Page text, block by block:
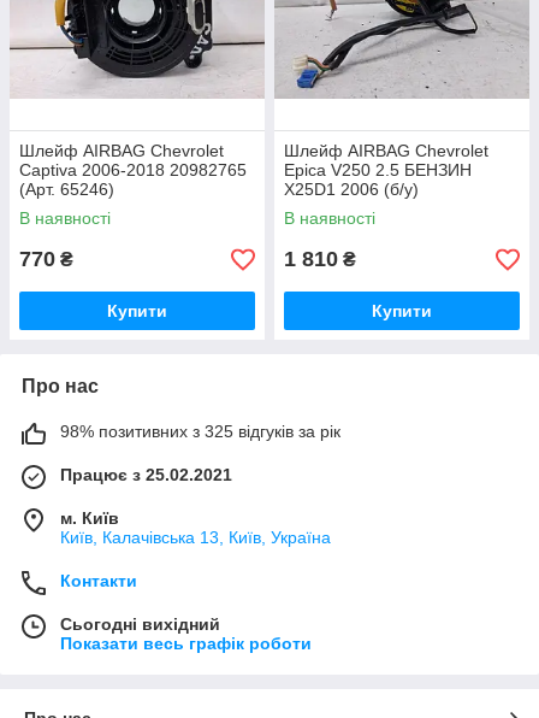
Шлейф AIRBAG Chevrolet
Captiva 2006-2018 20982765
(Арт. 65246)
В наявності
770 ₴
Купити
Шлейф AIRBAG Chevrolet
Epica V250 2.5 БЕНЗИН
X25D1 2006 (б/у)
В наявності
1 810 ₴
Купити
Про нас
98% позитивних з 325 відгуків за рік
Працює з 25.02.2021
м. Київ
Київ, Калачівська 13, Київ, Україна
Контакти
Сьогодні вихідний
Показати весь графік роботи